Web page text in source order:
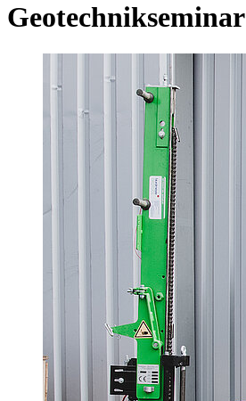
Geotechnikseminar